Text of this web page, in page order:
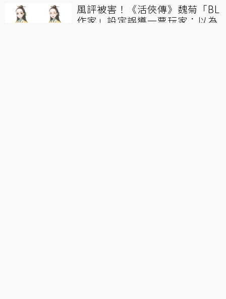
風評被害！《活俠傳》魏菊「BL
作家」設定誤導一票玩家：以為